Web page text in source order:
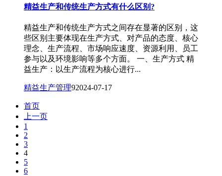
精益生产和传统生产方式有什么区别?
精益生产和传统生产方式之间存在显著的区别，这
些区别主要体现在生产方式、对产品的态度、核心
理念、生产流程、市场响应速度、资源利用、员工
参与以及环境影响等多个方面。 一、生产方式 精
益生产：以生产流程为核心进行...
精益生产管理92024-07-17
首页
上一页
1
2
3
4
5
6